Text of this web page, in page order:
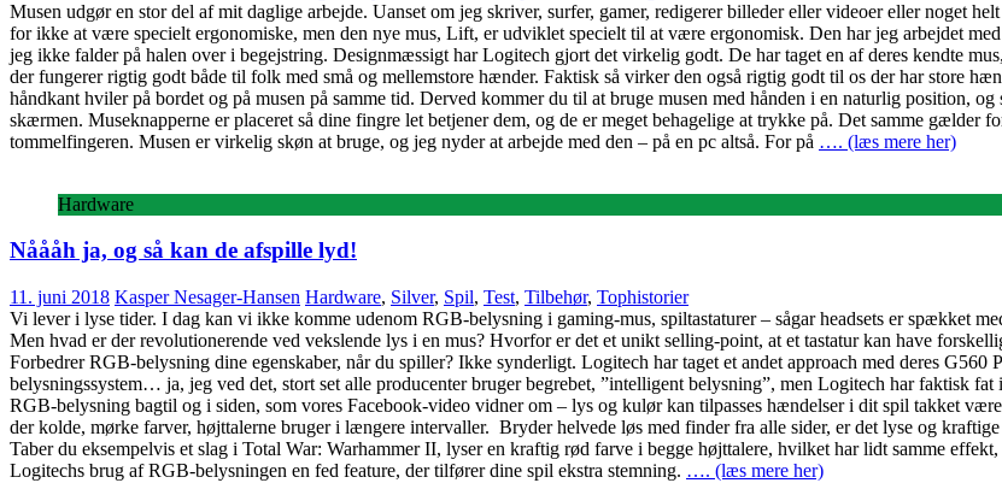
Musen udgør en stor del af mit daglige arbejde. Uanset om jeg skriver, surfer, gamer, redigerer billeder eller videoer eller noget
for ikke at være specielt ergonomiske, men den nye mus, Lift, er udviklet specielt til at være ergonomisk. Den har jeg arbejdet
jeg ikke falder på halen over i begejstring. Designmæssigt har Logitech gjort det virkelig godt. De har taget en af deres kendte
der fungerer rigtig godt både til folk med små og mellemstore hænder. Faktisk så virker den også rigtig godt til os der har store
håndkant hviler på bordet og på musen på samme tid. Derved kommer du til at bruge musen med hånden i en naturlig position,
skærmen. Museknapperne er placeret så dine fingre let betjener dem, og de er meget behagelige at trykke på. Det samme gælder
tommelfingeren. Musen er virkelig skøn at bruge, og jeg nyder at arbejde med den – på en pc altså. For på …. (læs mere her)
Hardware
Nåååh ja, og så kan de afspille lyd!
11. juni 2018 Kasper Nesager-Hansen Hardware, Silver, Spil, Test, Tilbehør, Tophistorier
Vi lever i lyse tider. I dag kan vi ikke komme udenom RGB-belysning i gaming-mus, spiltastaturer – sågar headsets er spækket
Men hvad er der revolutionerende ved vekslende lys i en mus? Hvorfor er det et unikt selling-point, at et tastatur kan have
Forbedrer RGB-belysning dine egenskaber, når du spiller? Ikke synderligt. Logitech har taget et andet approach med deres
belysningssystem… ja, jeg ved det, stort set alle producenter bruger begrebet, ”intelligent belysning”, men Logitech har faktisk
RGB-belysning bagtil og i siden, som vores Facebook-video vidner om – lys og kulør kan tilpasses hændelser i dit spil takket
der kolde, mørke farver, højttalerne bruger i længere intervaller. Bryder helvede løs med finder fra alle sider, er det lyse og
Taber du eksempelvis et slag i Total War: Warhammer II, lyser en kraftig rød farve i begge højttalere, hvilket har lidt samme
Logitechs brug af RGB-belysningen en fed feature, der tilfører dine spil ekstra stemning. …. (læs mere her)